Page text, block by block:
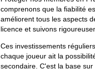
comprenons que la fiabilité
améliorent tous les aspects
licence et suivons
Ces investissements
chaque joueur ait la
secondaire. C'est la base